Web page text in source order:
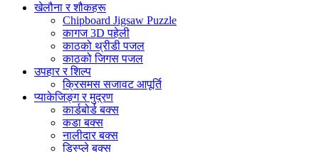
खेलौना र शौकहरू
Chipboard Jigsaw Puzzle
कागज 3D पहेली
काठको थ्रीडी पजल
काठको जिगस पजल
उपहार र शिल्प
क्रिसमस सजावट आपूर्ति
प्याकेजिङ्ग र मुद्रण
कार्डबोर्ड बक्स
कडा बक्स
नालीदार बक्स
डिस्प्ले बक्स